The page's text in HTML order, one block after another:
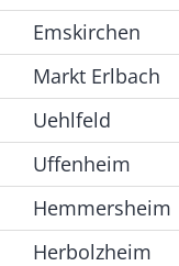
Emskirchen
Markt Erlbach
Uehlfeld
Uffenheim
Hemmersheim
Herbolzheim